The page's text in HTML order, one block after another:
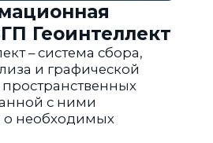
Геоинтеллект
– система сбора,
и графической
с ними
необходимых